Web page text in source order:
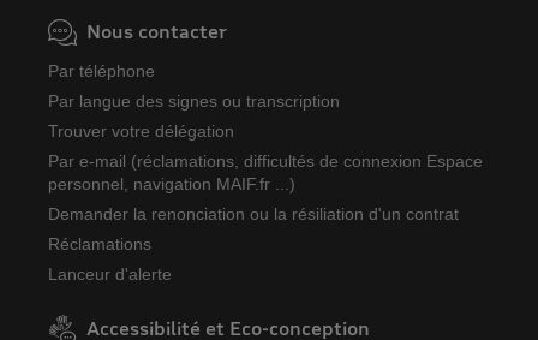
Nous contacter
Par téléphone
Par langue des signes ou transcription
Trouver votre délégation
Par e-mail (réclamations, difficultés de connexion Espace
personnel, navigation MAIF.fr ...)
Demander la renonciation ou la résiliation d'un contrat
Réclamations
Lanceur d'alerte
Accessibilité et Eco-conception